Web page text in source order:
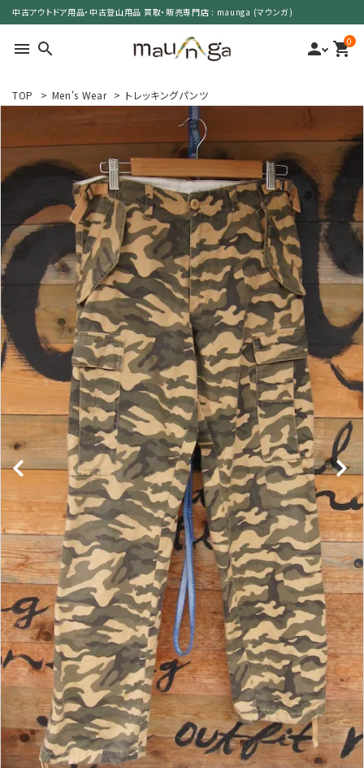
中古アウトドア用品・中古登山用品 買取・販売専門店 : maunga (マウンガ)
menu search person 0
shopping_cart
search
カテゴリーで選ぶ
サイズで選ぶ
特集で選ぶ
価格で選ぶ
買取案内
レンタル・修理
店舗情報
POLICY
INFORMATION
ACCOUNT MENU
ようこそ ゲスト 様
meeting_room ログイン person 新規会員登録
TOP > Men's Wear > トレッキングパンツ